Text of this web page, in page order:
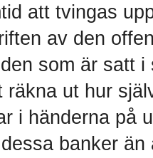
att tvingas
av den
som är satt
räkna ut hur
i händerna på
banker